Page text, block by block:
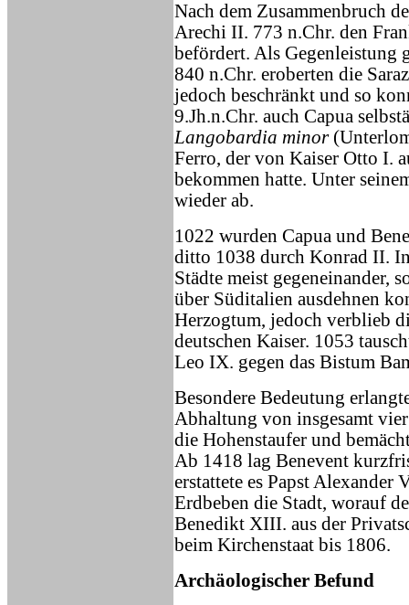
Nach dem Zusammenbruch
Arechi II. 773 n.Chr. den
befördert. Als Gegenleistung
840 n.Chr. eroberten die
jedoch beschränkt und so
9.Jh.n.Chr. auch Capua
Langobardia minor
Ferro, der von Kaiser Otto I.
bekommen hatte. Unter
wieder ab.
1022 wurden Capua und
ditto 1038 durch Konrad II.
Städte meist gegeneinander,
über Süditalien ausdehnen
Herzogtum, jedoch verblieb
deutschen Kaiser. 1053
Leo IX. gegen das Bistum
Besondere Bedeutung
Abhaltung von insgesamt
die Hohenstaufer und
Ab 1418 lag Benevent
erstattete es Papst Alexander
Erdbeben die Stadt, worauf
Benedikt XIII. aus der
beim Kirchenstaat bis 1806.
Archäologischer Befund